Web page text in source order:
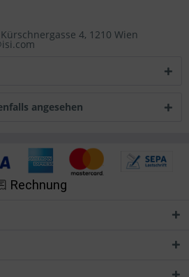
4, 1210 Wien
angesehen